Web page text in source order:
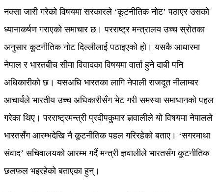
नक्सा जारी गरेको विषयमा सरकारले ‘कूटनीतिक नोट’ पठाएर उसको
ध्यानाकर्षण गराएको समाचार छ। परराष्ट्र मन्त्रालय उच्च स्रोतका
अनुसार कूटनीतिक नोट दिल्लीलाई पठाइएको हो। यसकै आधारमा
नेपाल र भारतबीच सीमा विवादका विषयमा वार्ता हुने दाबी पनि
अधिकारीको छ। यसअघि भारतका लागि नेपाली राजदूत नीलाम्बर
आचार्यले भारतीय उच्च अधिकारीसँग भेट गरी समस्या समाधानको पहल
गरेका थिए। परराष्ट्रमन्त्री प्रदीपकुमार ज्ञवालीले यो विषयमा नेपालले
भारतसँग आरम्भदेखि नै कूटनीतिक पहल गरिरहेको बताए। ‘सगरमाथा
संवाद’ सचिवालयको आरम्भ गर्दै मन्त्री ज्ञवालीले भारतसँग कूटनीतिक
छलफल भइरहेको बताएका हुन्।